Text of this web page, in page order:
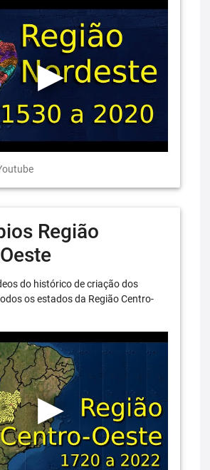
Região
do histórico de criação dos
os estados da Região Centro-